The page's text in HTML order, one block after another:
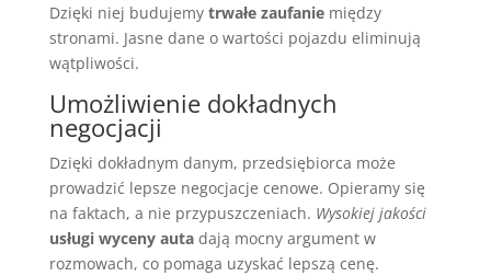
Dzięki niej budujemy trwałe zaufaniemiędzy
stronami. Jasne dane o wartości pojazdu eliminują
wątpliwości.
Umożliwienie dokładnych
negocjacji
Dzięki dokładnym danym, przedsiębiorca może
prowadzić lepsze negocjacje cenowe. Opieramy się
na faktach, a nie przypuszczeniach. Wysokiej jakości
usługi wyceny autadają mocny argument w
rozmowach, co pomaga uzyskać lepszą cenę.